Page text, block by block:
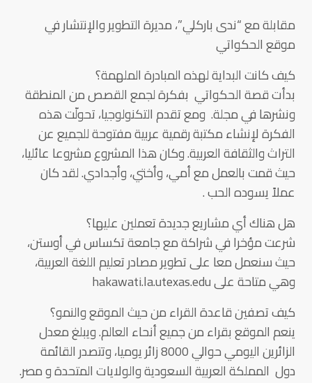
مقابلة مع “ندى باركلي”، مديرة التطوير والإنتشار في
موقع الحكواتي
كيف كانت البداية لهذه المبادرة الملهمة؟
بدأت قصة الحكواتي بفكرة لجمع القصص من المنطقة
ونشرها في مجلة. ومع تقدم التكنولوجيا، تحولّت هذه
الفكرة لإنشاء مكتبة رقمية عربية مفتوحة للجميع عن
التراث والثقافة العربية. وكان هذا المشروع مشروعا عائليا،
حيث قمت بالعمل مع أمي، وأختي، وأجدادي. لقد كان
عملاً يسوده الحب .
هل هناك أي مشاريع جديدة تعملين عليها؟
شرعت مؤخرا في شراكة مع جامعة تكساس في أوستن،
حيث سنعمل معا على تطوير مصادر تعليم اللغة العربية،
وهي متاحة على hakawati.la.utexas.edu
كيف تصفين قاعدة القراء من حيث الموقع والنمو؟
ينعم الموقع بقراء من جميع أنحاء العالم. ويبلغ معدل
الزائرين اليومي حوالي 8000 زائر يوميا، وتتصدر القائمة
دول المملكة العربية السعودية والولايات المتحدة و مصر.